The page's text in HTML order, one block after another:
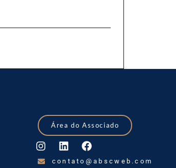
Área do Associado
contato@abscweb.com